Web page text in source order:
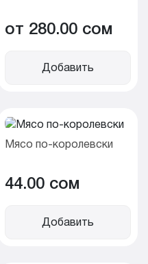
от 280.00 cом
Добавить
Мясо по-королевски
44.00 cом
Добавить